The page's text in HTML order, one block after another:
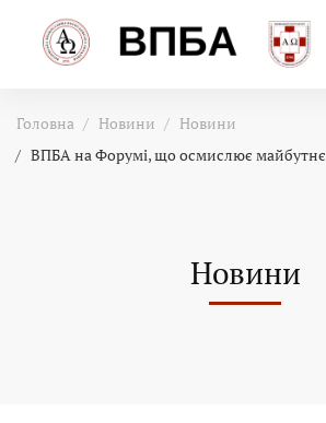
Головна Новини
Новини
ВПБА на Форумі, що осмислює майбутнє
Новини